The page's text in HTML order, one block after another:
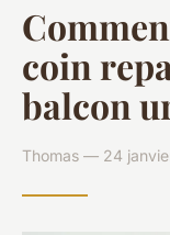
coin
balcon
Thomas — 24